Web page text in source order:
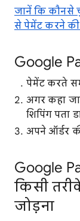
जानें कि कौनसे
से पेमेंट करने की
Google
पेमेंट करते
अगर कहा
शिपिंग पता
अपने ऑर्डर
Google
किसी
जोड़ना